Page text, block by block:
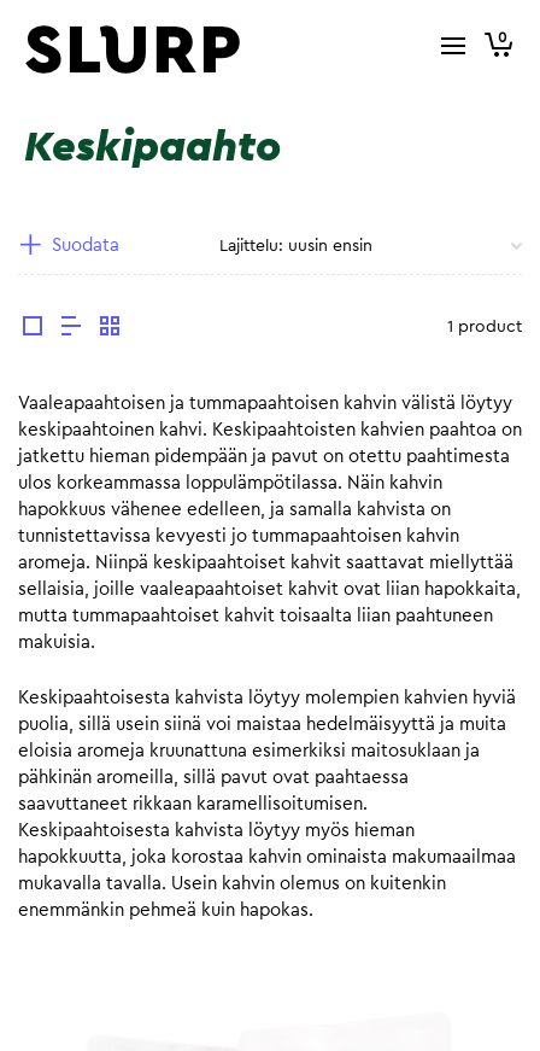
0
Keskipaahto
Suodata
1 product
Vaaleapaahtoisen ja tummapaahtoisen kahvin välistä löytyy
keskipaahtoinen kahvi. Keskipaahtoisten kahvien paahtoa on
jatkettu hieman pidempään ja pavut on otettu paahtimesta
ulos korkeammassa loppulämpötilassa. Näin kahvin
hapokkuus vähenee edelleen, ja samalla kahvista on
tunnistettavissa kevyesti jo tummapaahtoisen kahvin
aromeja. Niinpä keskipaahtoiset kahvit saattavat miellyttää
sellaisia, joille vaaleapaahtoiset kahvit ovat liian hapokkaita,
mutta tummapaahtoiset kahvit toisaalta liian paahtuneen
makuisia.
Keskipaahtoisesta kahvista löytyy molempien kahvien hyviä
puolia, sillä usein siinä voi maistaa hedelmäisyyttä ja muita
eloisia aromeja kruunattuna esimerkiksi maitosuklaan ja
pähkinän aromeilla, sillä pavut ovat paahtaessa
saavuttaneet rikkaan karamellisoitumisen.
Keskipaahtoisesta kahvista löytyy myös hieman
hapokkuutta, joka korostaa kahvin ominaista makumaailmaa
mukavalla tavalla. Usein kahvin olemus on kuitenkin
enemmänkin pehmeä kuin hapokas.